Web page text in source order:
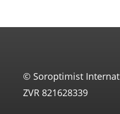
© Soroptimist
ZVR 821628339